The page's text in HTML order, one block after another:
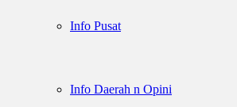
Info Pusat
Info Daerah n Opini